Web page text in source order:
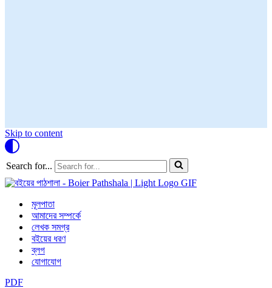
Skip to content
Search for...
মূলপাতা
আমাদের সম্পর্কে
লেখক সমগ্র
বইয়ের ধরণ
ব্লগ
যোগাযোগ
PDF